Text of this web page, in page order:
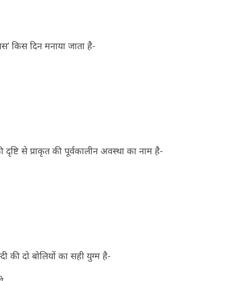
किस दिन मनाया जाता है-
से प्राकृत की पूर्वकालीन अवस्था का नाम है-
की दो बोलियों का सही युग्म है-